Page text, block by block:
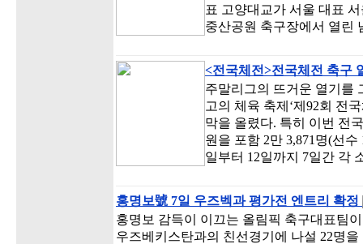
표 고양대교가 서울 대표
중산공원 축구장에서 열린
<전국체전>전국체전 축구
주말리그의 뜨거운 열기를
고의 체육 축제‘제92회 전
막을 올렸다. 특히 이번 전
원을 포함 2만 3,871명(선
일부터 12일까지 7일간 각
홍명보號 7일 우즈벡과 평가전 엔트리 확정
홍명보 감득이 이끄는 올림픽 축구대표팀
우즈베키스탄과의 친선경기에 나설 22명